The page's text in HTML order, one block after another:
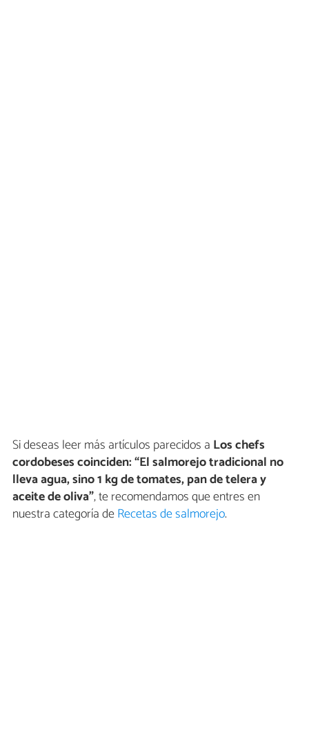
Si deseas leer más artículos parecidos a Los chefs
cordobeses coinciden: “El salmorejo tradicional no
lleva agua, sino 1 kg de tomates, pan de telera y
aceite de oliva”, te recomendamos que entres en
nuestra categoría deRecetas de salmorejo.